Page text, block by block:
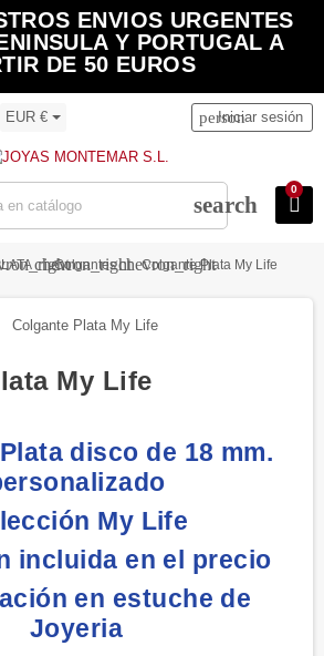
ENVIOS URGENTES
Y PORTUGAL A
DE 50 EUROS
EUR €
search
person
Iniciar sesión
0
chevron_right
Colganteschevron_right
Colgante Plata My Life
My Life
disco de 18 mm.
My Life
incluida en el precio
en estuche de
Joyeria